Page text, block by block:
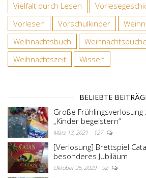
Vielfalt durch Lesen
Vorlesen
Vorschulkinder
Weihnachtsbuch
Weihnachtszeit
Wissen
BELIEBTE
Große
„Kinder begeistern“
März 13, 2021 127
[Verlosung] Brettspiel
besonderes Jubiläum
Oktober 25, 2020 92